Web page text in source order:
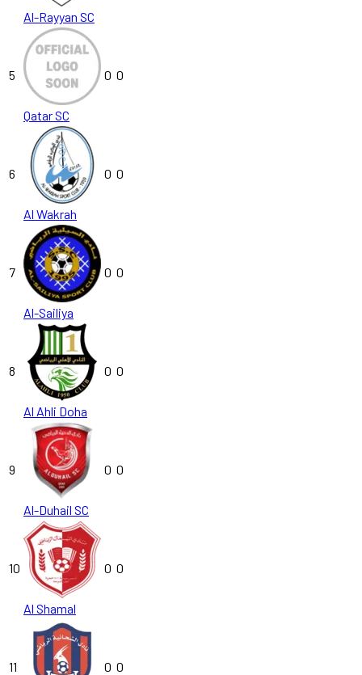
Al-Rayyan SC
5
Qatar SC
0 0
6
Al Wakrah
0 0
7
Al-Sailiya
0 0
8
Al Ahli Doha
0 0
9
Al-Duhail SC
0 0
10
Al Shamal
0 0
11 0 0